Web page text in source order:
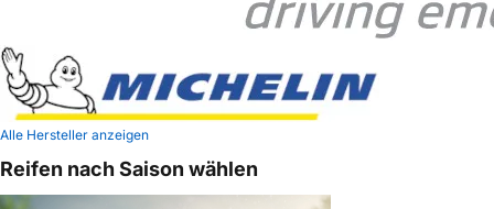
Alle Hersteller anzeigen
Reifen nach Saison wählen